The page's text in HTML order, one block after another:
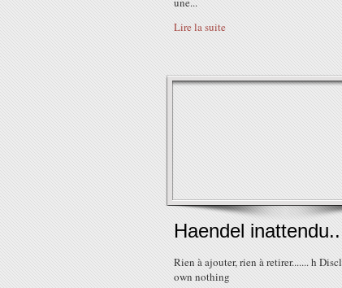
Lire la suite
Haendel
Rien à ajouter, rien à retirer....... h
own nothing